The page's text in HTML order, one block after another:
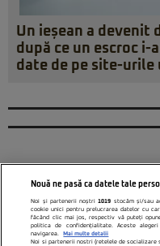
Un ieșean a devenit
după ce un escroc
date de pe site-
Nouă ne pasă ca datele tale
Noi și partenerii noștri1019 stocăm și/sau
cookie unici pentru prelucrarea datelor cu
făcând clic mai jos, respectiv vă puteți
politica de confidențialitate. Aceste
navigarea.
Mai multe detalii
Noi si partenerii nostri (retelele de